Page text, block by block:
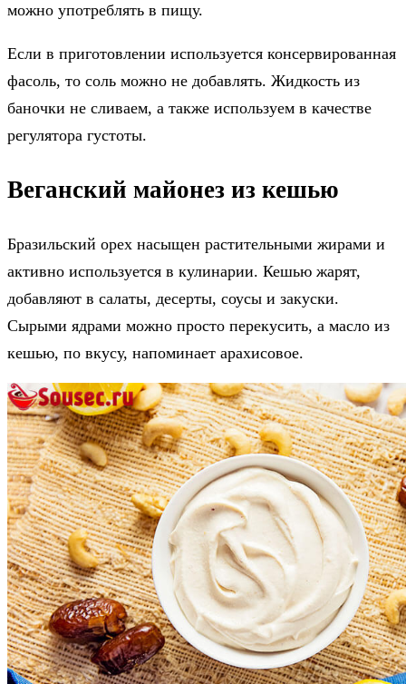
можно употреблять в пищу.
Если в приготовлении используется консервированная
фасоль, то соль можно не добавлять. Жидкость из
баночки не сливаем, а также используем в качестве
регулятора густоты.
Веганский майонез из кешью
Бразильский орех насыщен растительными жирами и
активно используется в кулинарии. Кешью жарят,
добавляют в салаты, десерты, соусы и закуски.
Сырыми ядрами можно просто перекусить, а масло из
кешью, по вкусу, напоминает арахисовое.